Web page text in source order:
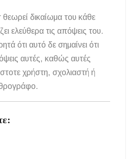
αίτηση
€
Πολύγυρο
δικαίωμα του κάθε
ελεύθερα τις απόψεις του.
ότι αυτό δε σημαίνει ότι
αυτές, καθώς αυτές
χρήστη, σχολιαστή ή